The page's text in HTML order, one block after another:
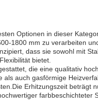
Optionen in dieser
1800 mm zu verarbeiten
dass sie sowohl mit
bietet.
die eine qualitativ
als auch gasförmige
Erhitzungszeit beträgt
farbbeschichteter